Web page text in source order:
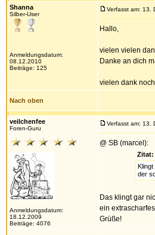
Shanna
Silber-User
Anmeldungsdatum:
08.12.2010
Beiträge: 125
Verfasst am: 13.
Hallo,
vielen vielen
Danke an dich
vielen dank
Nach oben
veilchenfee
Foren-Guru
Anmeldungsdatum:
18.12.2009
Beiträge: 4076
Verfasst am: 13.
@ SB (marcel):
Zitat:
der
Das klingt gar
ein
Grüße!